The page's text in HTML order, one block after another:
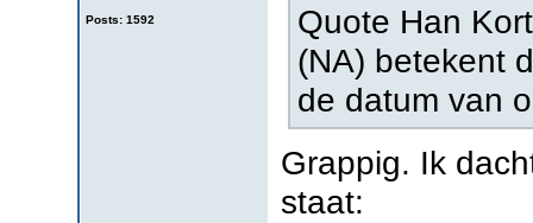
Posts: 1592
Quote Han
(NA) betekent
de datum van
Grappig. Ik
staat: